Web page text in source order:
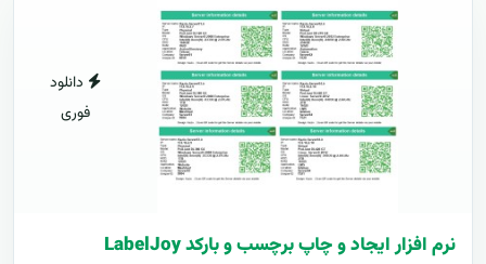
دانلود
فوری
نرم افزار ایجاد و چاپ برچسب و بارکد LabelJoy